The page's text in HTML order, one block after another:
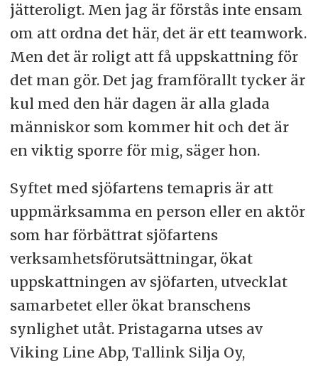
jätteroligt. Men jag är förstås inte ensam
om att ordna det här, det är ett teamwork.
Men det är roligt att få uppskattning för
det man gör. Det jag framförallt tycker är
kul med den här dagen är alla glada
människor som kommer hit och det är
en viktig sporre för mig, säger hon.
Syftet med sjöfartens temapris är att
uppmärksamma en person eller en aktör
som har förbättrat sjöfartens
verksamhetsförutsättningar, ökat
uppskattningen av sjöfarten, utvecklat
samarbetet eller ökat branschens
synlighet utåt. Pristagarna utses av
Viking Line Abp, Tallink Silja Oy,